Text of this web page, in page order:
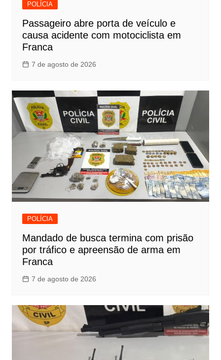
POLÍCIA
Passageiro abre porta de veículo e
causa acidente com motociclista em
Franca
7 de agosto de 2026
POLÍCIA
Mandado de busca termina com prisão
por tráfico e apreensão de arma em
Franca
7 de agosto de 2026